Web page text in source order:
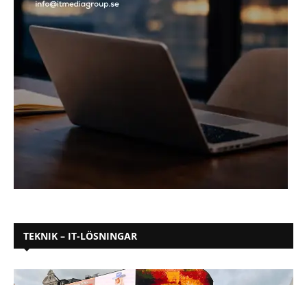
TEKNIK – IT-LÖSNINGAR